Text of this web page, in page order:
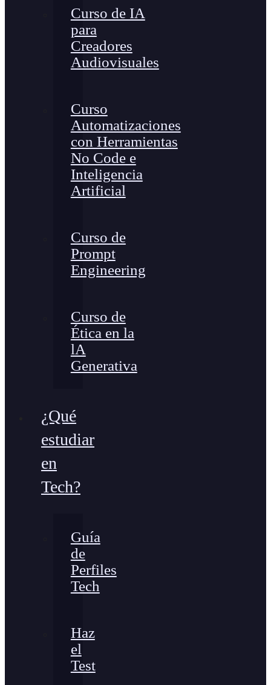
Curso de IA
para
Creadores
Audiovisuales
Curso
Automatizaciones
con Herramientas
No Code e
Inteligencia
Artificial
Curso de
Prompt
Engineering
Curso de
Ética en la
lA
Generativa
¿Qué
estudiar
en
Tech?
Guía
de
Perfiles
Tech
Haz
el
Test